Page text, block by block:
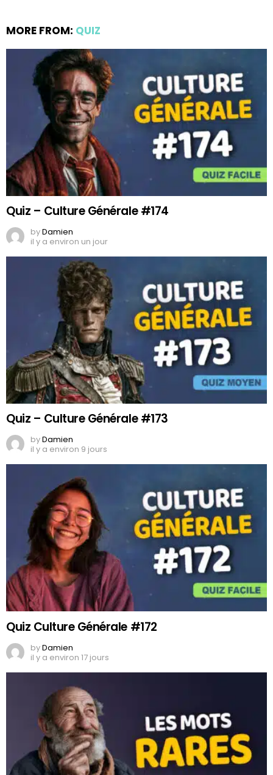
MORE FROM: QUIZ
Quiz – Culture Générale #174
byDamien
il y a environ un jour
Quiz – Culture Générale #173
byDamien
il y a environ 9 jours
Quiz Culture Générale #172
byDamien
il y a environ 17 jours